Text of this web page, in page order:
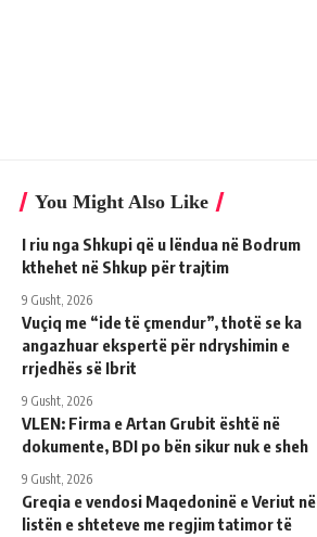
You Might Also Like
I riu nga Shkupi që u lëndua në Bodrum
kthehet në Shkup për trajtim
9 Gusht, 2026
Vuçiq me “ide të çmendur”, thotë se ka
angazhuar ekspertë për ndryshimin e
rrjedhës së Ibrit
9 Gusht, 2026
VLEN: Firma e Artan Grubit është në
dokumente, BDI po bën sikur nuk e sheh
9 Gusht, 2026
Greqia e vendosi Maqedoninë e Veriut në
listën e shteteve me regjim tatimor të